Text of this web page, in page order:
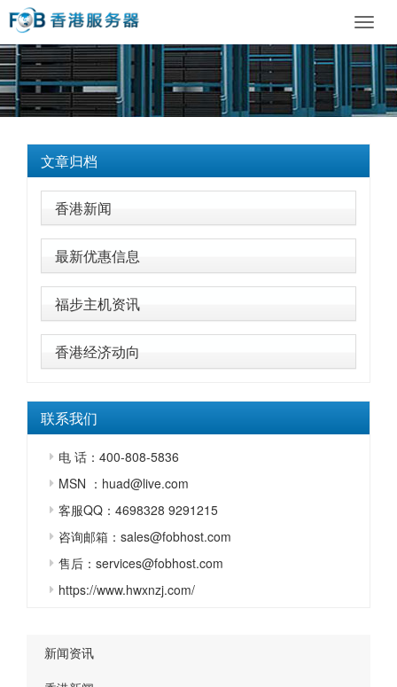
文章归档
香港新闻
最新优惠信息
福步主机资讯
香港经济动向
联系我们
电 话：400-808-5836
MSN ：huad@live.com
客服QQ：4698328 9291215
咨询邮箱：sales@fobhost.com
售后：services@fobhost.com
https://www.hwxnzj.com/
新闻资讯